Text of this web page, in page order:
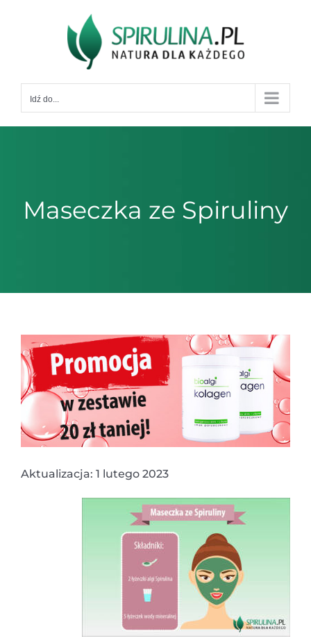
Idź do...
Maseczka ze Spiruliny
Aktualizacja: 1 lutego 2023